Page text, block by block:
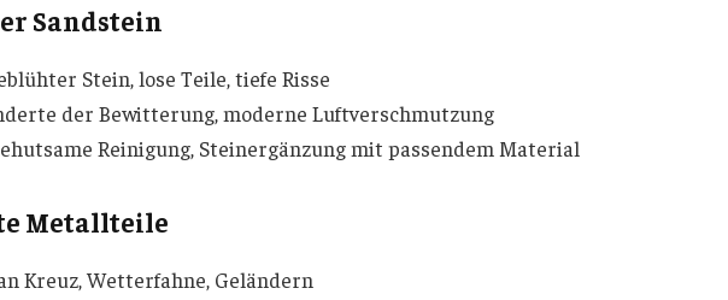
Sandstein
Stein, lose Teile, tiefe Risse
der Bewitterung, moderne Luftverschmutzung
Reinigung, Steinergänzung mit passendem Material
Metallteile
Kreuz, Wetterfahne, Geländern